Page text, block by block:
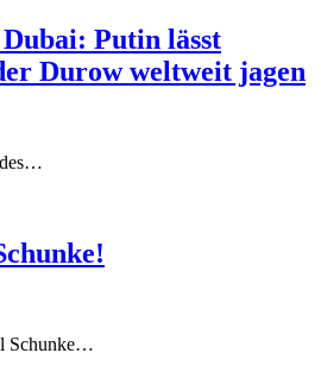
Putin lässt
Durow weltweit jagen
des…
Schunke…